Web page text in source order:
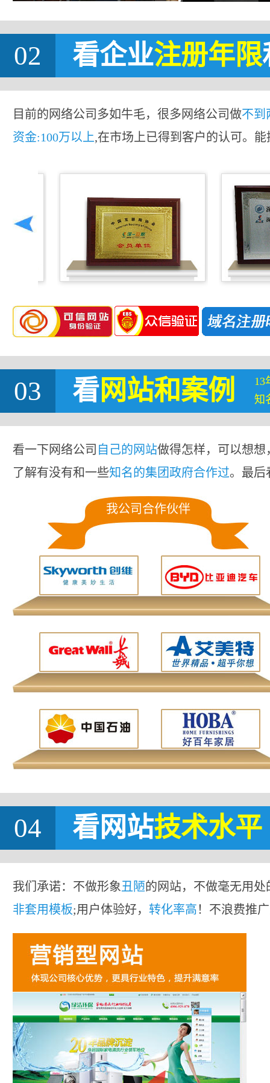
02 看企业注册年限
目前的网络公司多如牛毛，很多网络公司做不到
资金:100万以上,在市场上已得到客户的认可。
03 看网站和案例
13
知
看一下网络公司 自己的网站做得怎样，可以想
了解有没有和一些知名的集团政府合作过。最后
我公司合作伙伴
04 看网站技术水平
我们承诺：不做形象丑陋的网站，不做毫无用处
非套用模板;用户体验好， 转化率高！不浪费推